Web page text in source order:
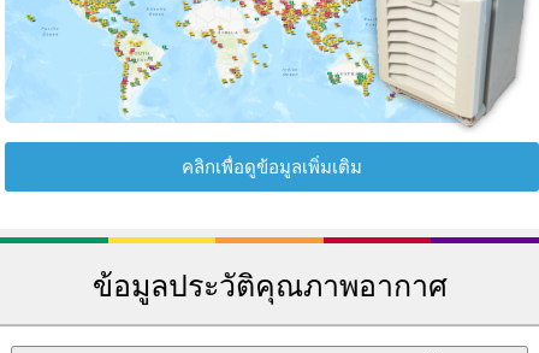
คลิกเพื่อดูข้อมูลเพิ่มเติม
ข้อมูลประวัติคุณภาพอากาศ